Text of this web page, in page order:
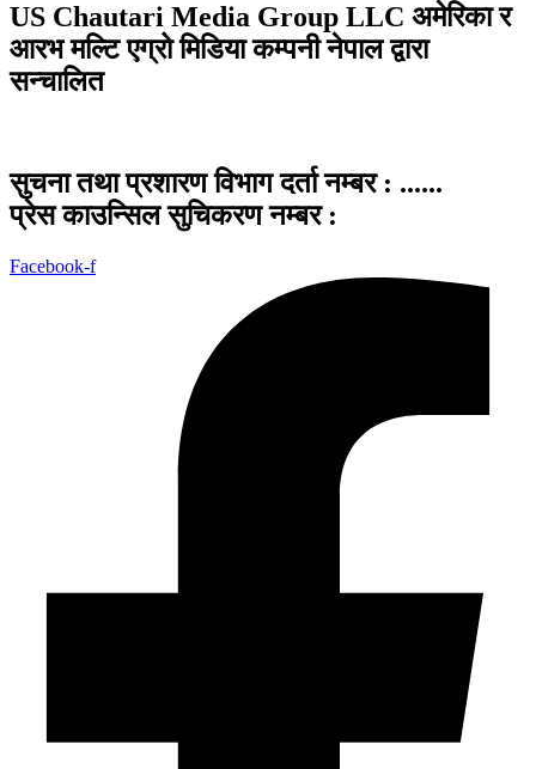
US Chautari Media Group LLC अमेरिका र
आरभ मल्टि एग्रो मिडिया कम्पनी नेपाल द्वारा
सन्चालित
सुचना तथा प्रशारण विभाग दर्ता नम्बर : ......
प्रेस काउन्सिल सुचिकरण नम्बर :
Facebook-f